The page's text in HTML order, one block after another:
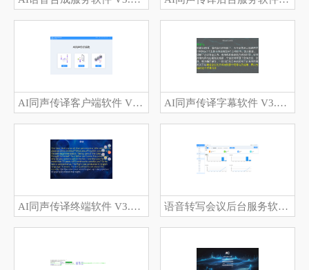
AI同声传译客户端软件 V3.117 AI同声传译字幕软件 V3.118
AI同声传译终端软件 V3.119 语音转写会议后台服务软件 V5.61